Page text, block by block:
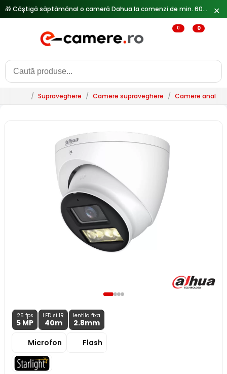
✕
0 0
/ Supraveghere / Camere supraveghere / Camere
25 fps
5 MP
LED si IR
40m
lentila fixa
2.8mm
Microfon
Flash